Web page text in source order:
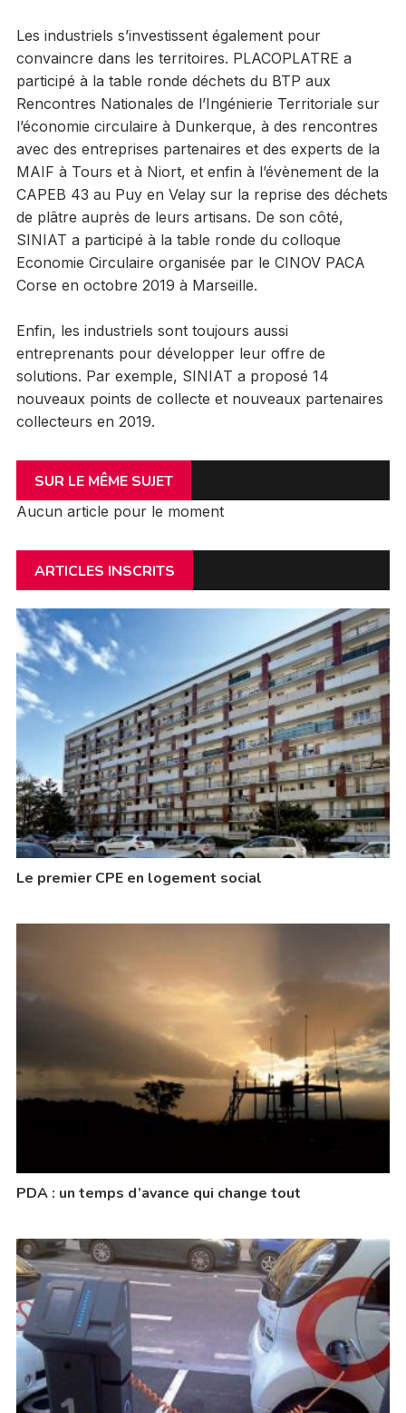
Les industriels s’investissent également pour
convaincre dans les territoires. PLACOPLATRE a
participé à la table ronde déchets du BTP aux
Rencontres Nationales de l’Ingénierie Territoriale sur
l’économie circulaire à Dunkerque, à des rencontres
avec des entreprises partenaires et des experts de la
MAIF à Tours et à Niort, et enfin à l’évènement de la
CAPEB 43 au Puy en Velay sur la reprise des déchets
de plâtre auprès de leurs artisans. De son côté,
SINIAT a participé à la table ronde du colloque
Economie Circulaire organisée par le CINOV PACA
Corse en octobre 2019 à Marseille.
Enfin, les industriels sont toujours aussi
entreprenants pour développer leur offre de
solutions. Par exemple, SINIAT a proposé 14
nouveaux points de collecte et nouveaux partenaires
collecteurs en 2019.
SUR LE MÊME SUJET
Aucun article pour le moment
ARTICLES INSCRITS
Le premier CPE en logement social
PDA : un temps d’avance qui change tout